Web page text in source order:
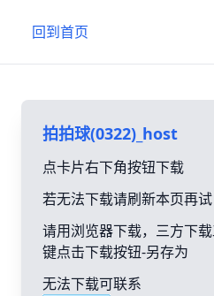
回到首页
拍拍球(0322)_host
点卡片右下角按钮下载
若无法下载请刷新本页再试
请用浏览器下载，三方下
键点击下载按钮-另存为
无法下载可联系